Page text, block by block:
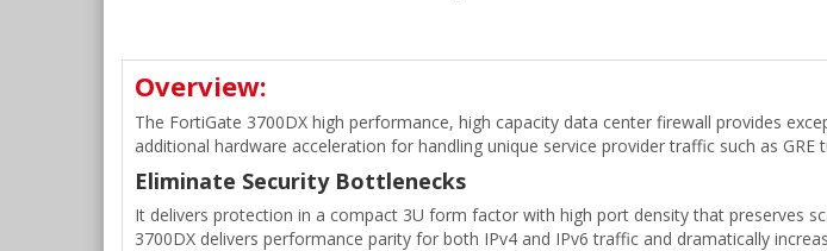
Overview:
The FortiGate 3700DX high performance, high capacity data center firewall provides
additional hardware acceleration for handling unique service provider traffic such as GRE
Eliminate Security Bottlenecks
It delivers protection in a compact 3U form factor with high port density that preserves
3700DX delivers performance parity for both IPv4 and IPv6 traffic and dramatically